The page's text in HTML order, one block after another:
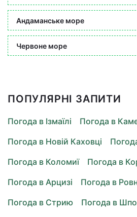
Андаманське море
Червоне море
ПОПУЛЯРНІ ЗАПИТИ
Погода в Ізмаїлі
Погода в
Погода в Новій Каховці
Погода в Коломиї
Погода в
Погода в Арцизі
Погода в
Погода в Стрию
Погода в